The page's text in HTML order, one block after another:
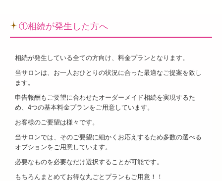
アクセス
相続税申告サービスの流れ
申告報酬概算のお見積り
無料相談会予約・お問合せ
サイトマップ
①相続が発生した方へ
相続が発生している全ての方向け、料金プランとなります。
当サロンは、お一人おひとりの状況に合った最適なご提案を致し
ます。
申告報酬もご要望に合わせたオーダーメイド相続を実現するた
め、4つの基本料金プランをご用意しています。
お客様のご要望は様々です。
当サロンでは、そのご要望に細かくお応えするため多数の選べる
オプションをご用意しています。
必要なものを必要なだけ選択することが可能です。
もちろんまとめてお得な丸ごとプランもご用意！！